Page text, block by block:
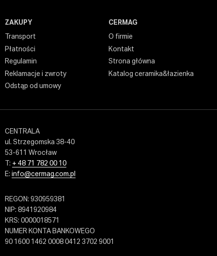
ZAKUPY
Transport
Płatności
Regulamin
Reklamacje i zwroty
Odstąp od umowy
CERMAG
O firmie
Kontakt
Strona główna
Katalog ceramika&łazienka
CENTRALA
ul. Strzegomska 38-40
53-611 Wrocław
T: + 48 71 782 00 10
E: info@cermag.com.pl
REGON: 930959381
NIP: 8941920984
KRS: 0000018571
NUMER KONTA BANKOWEGO
90 1600 1462 0008 0412 3702 9001